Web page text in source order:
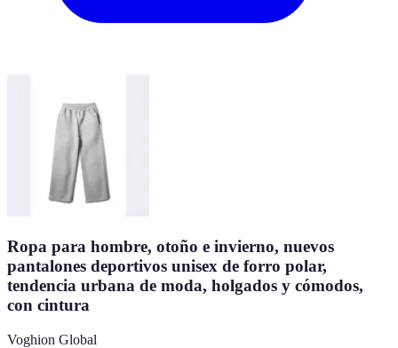
Ropa para hombre, otoño e invierno, nuevos
pantalones deportivos unisex de forro polar,
tendencia urbana de moda, holgados y cómodos,
con cintura
Voghion Global